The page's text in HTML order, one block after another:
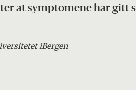
at symptomene har gitt
iBergen